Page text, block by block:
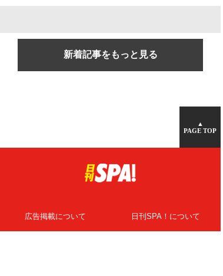
新着記事をもっと見る
▲
PAGE TOP
広告掲載について 日刊SPA！について